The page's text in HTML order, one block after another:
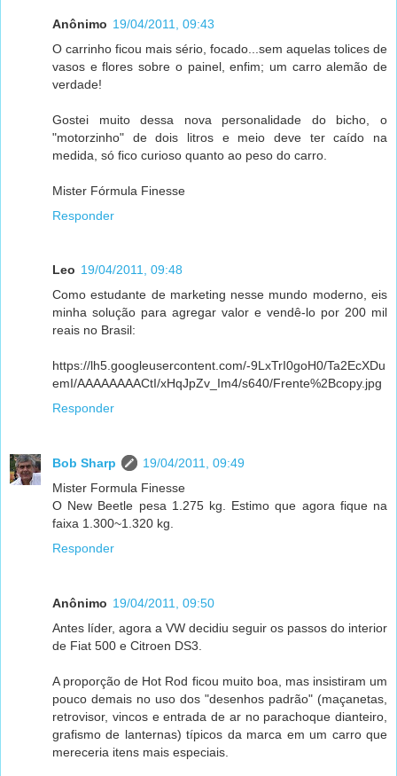
Anônimo 19/04/2011, 09:43
O carrinho ficou mais sério, focado...sem aquelas tolices de
vasos e flores sobre o painel, enfim; um carro alemão de
verdade!
Gostei muito dessa nova personalidade do bicho, o
"motorzinho" de dois litros e meio deve ter caído na
medida, só fico curioso quanto ao peso do carro.
Mister Fórmula Finesse
Responder
Leo 19/04/2011, 09:48
Como estudante de marketing nesse mundo moderno, eis
minha solução para agregar valor e vendê-lo por 200 mil
reais no Brasil:
https://lh5.googleusercontent.com/-9LxTrI0goH0/Ta2EcXDu
emI/AAAAAAAACtI/xHqJpZv_Im4/s640/Frente%2Bcopy.jpg
Responder
Bob Sharp
19/04/2011, 09:49
Mister Formula Finesse
O New Beetle pesa 1.275 kg. Estimo que agora fique na
faixa 1.300~1.320 kg.
Responder
Anônimo 19/04/2011, 09:50
Antes líder, agora a VW decidiu seguir os passos do interior
de Fiat 500 e Citroen DS3.
A proporção de Hot Rod ficou muito boa, mas insistiram um
pouco demais no uso dos "desenhos padrão" (maçanetas,
retrovisor, vincos e entrada de ar no parachoque dianteiro,
grafismo de lanternas) típicos da marca em um carro que
mereceria itens mais especiais.